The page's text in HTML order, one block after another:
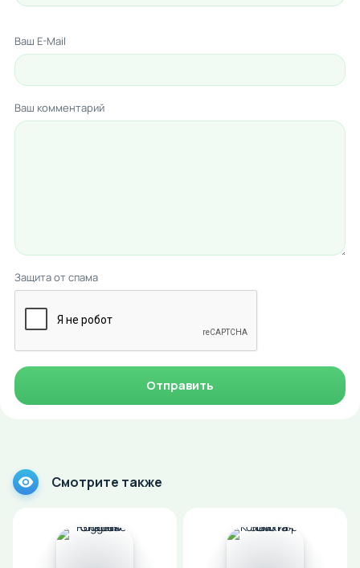
Ваш E-Mail
Ваш комментарий
Защита от спама
Отправить
Смотрите также